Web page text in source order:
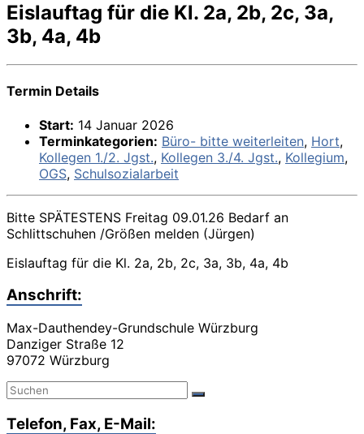
Eislauftag für die Kl. 2a, 2b, 2c, 3a,
3b, 4a, 4b
Termin Details
Start: 14 Januar 2026
Terminkategorien: Büro- bitte weiterleiten, Hort,
Kollegen 1./2. Jgst., Kollegen 3./4. Jgst., Kollegium,
OGS, Schulsozialarbeit
Bitte SPÄTESTENS Freitag 09.01.26 Bedarf an
Schlittschuhen /Größen melden (Jürgen)
Eislauftag für die Kl. 2a, 2b, 2c, 3a, 3b, 4a, 4b
Anschrift:
Max-Dauthendey-Grundschule Würzburg
Danziger Straße 12
97072 Würzburg
Telefon, Fax, E-Mail: